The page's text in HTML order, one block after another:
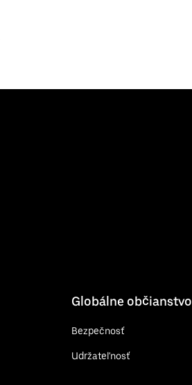
Globálne občianstvo
Bezpečnosť
Udržateľnosť